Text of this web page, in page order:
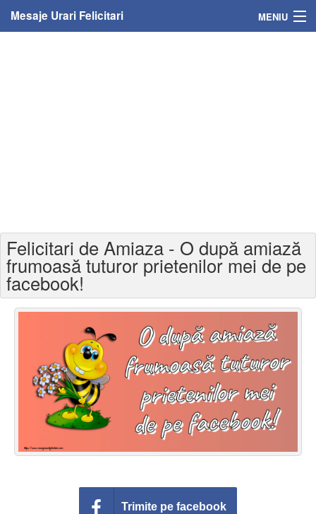
Mesaje Urari Felicitari MENIU
Felicitari varsta
Felicitari zilele anului
Felicitari muzicale
Felicitari muzicale personalizate
Felicitari animate
Invitatii personalizate
Felicitari de Amiaza - O după amiază
frumoasă tuturor prietenilor mei de pe
facebook!
Trimite pe facebook